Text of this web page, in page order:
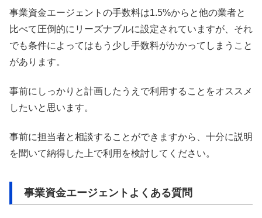
事業資金エージェントの手数料は1.5%からと他の業者と
比べて圧倒的にリーズナブルに設定されていますが、それ
でも条件によってはもう少し手数料がかかってしまうこと
があります。
事前にしっかりと計画したうえで利用することをオススメ
したいと思います。
事前に担当者と相談することができますから、十分に説明
を聞いて納得した上で利用を検討してください。
事業資金エージェントよくある質問